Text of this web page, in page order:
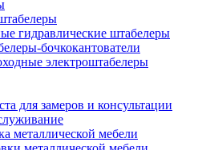
гидравлические штабелеры
бочкокантователи
электроштабелеры
для замеров и консультации
металлической мебели